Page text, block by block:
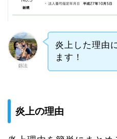
釼法
炎上した理由
ます！
炎上の理由